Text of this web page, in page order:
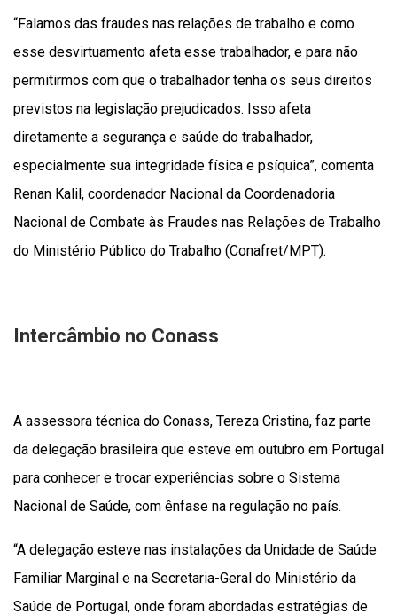
“Falamos das fraudes nas relações de trabalho e como
esse desvirtuamento afeta esse trabalhador, e para não
permitirmos com que o trabalhador tenha os seus direitos
previstos na legislação prejudicados. Isso afeta
diretamente a segurança e saúde do trabalhador,
especialmente sua integridade física e psíquica”, comenta
Renan Kalil, coordenador Nacional da Coordenadoria
Nacional de Combate às Fraudes nas Relações de Trabalho
do Ministério Público do Trabalho (Conafret/MPT).
Intercâmbio no Conass
A assessora técnica do Conass, Tereza Cristina, faz parte
da delegação brasileira que esteve em outubro em Portugal
para conhecer e trocar experiências sobre o Sistema
Nacional de Saúde, com ênfase na regulação no país.
“A delegação esteve nas instalações da Unidade de Saúde
Familiar Marginal e na Secretaria-Geral do Ministério da
Saúde de Portugal, onde foram abordadas estratégias de